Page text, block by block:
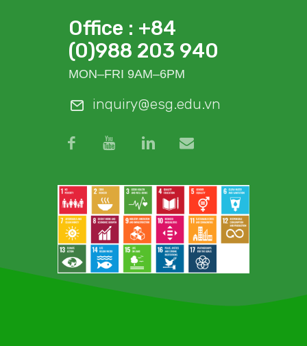
Office : +84
(0)988 203 940
MON–FRI 9AM–6PM
inquiry@esg.edu.vn